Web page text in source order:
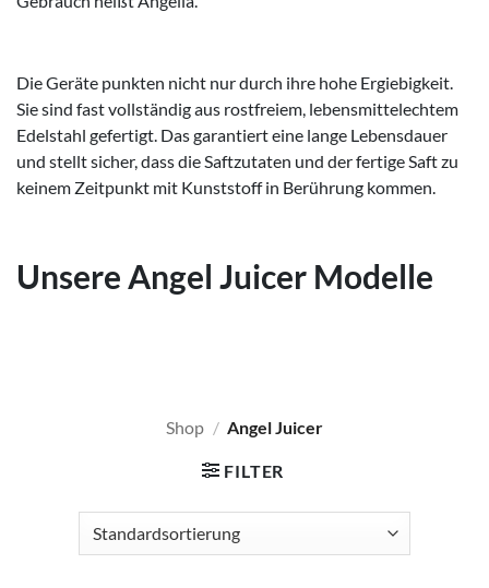
Die Geräte punkten nicht nur durch ihre hohe Ergiebigkeit.
Sie sind fast vollständig aus rostfreiem, lebensmittelechtem
Edelstahl gefertigt. Das garantiert eine lange Lebensdauer
und stellt sicher, dass die Saftzutaten und der fertige Saft zu
keinem Zeitpunkt mit Kunststoff in Berührung kommen.
Unsere Angel Juicer Modelle
Shop / Angel Juicer
FILTER